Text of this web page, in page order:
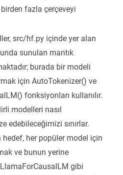
fazla çerçeveyi
src/hf.py içinde yer alan
sunulan mantık
burada bir modeli
için AutoTokenizer() ve
fonksiyonları kullanılır.
modelleri nasıl
edebileceğimizi sınırlar.
her popüler model için
ve bunun yerine
gibi